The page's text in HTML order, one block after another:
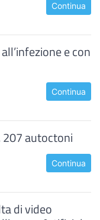
Continua
e con
Continua
207 autoctoni
Continua
di video